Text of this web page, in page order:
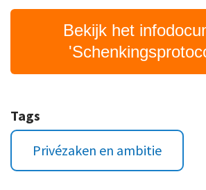
Bekijk het
Tags
Privézaken en ambitie